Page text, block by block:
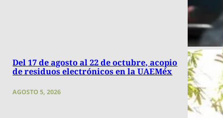
Del 17 de agosto al 22 de octubre, acopio
de residuos electrónicos en la UAEMéx
AGOSTO 5, 2026